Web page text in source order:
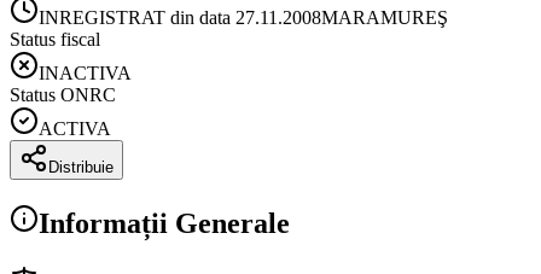
INREGISTRAT din data 27.11.2008MARAMUREŞ
Status fiscal
INACTIVA
Status ONRC
ACTIVA
Distribuie
Informații Generale